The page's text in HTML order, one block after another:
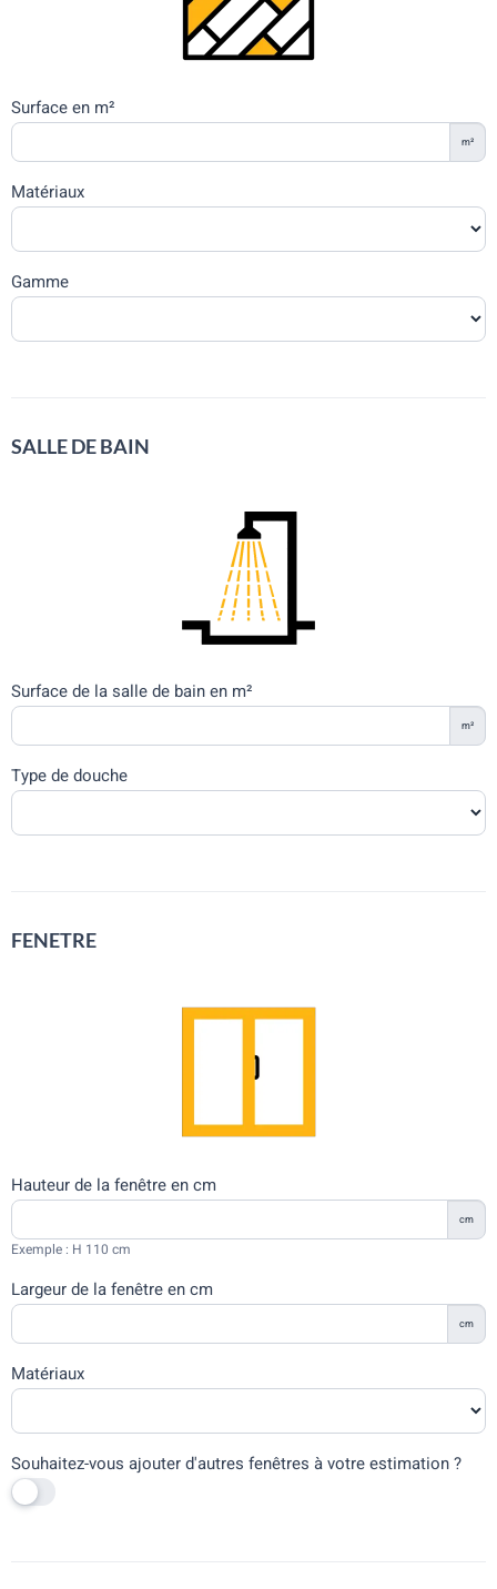
Surface en m²
m²
Matériaux
Gamme
SALLE DE BAIN
Surface de la salle de bain en m²
m²
Type de douche
FENETRE
Hauteur de la fenêtre en cm
cm
Exemple : H 110 cm
Largeur de la fenêtre en cm
cm
Matériaux
Souhaitez-vous ajouter d'autres fenêtres à votre estimation ?